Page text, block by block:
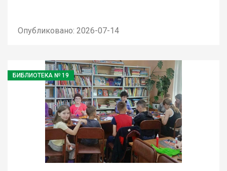
Опубликовано: 2026-07-14
БИБЛИОТЕКА № 19